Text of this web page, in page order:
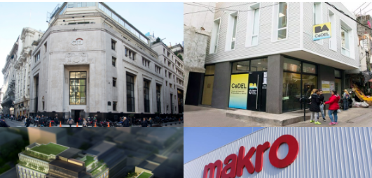
CitiBank Bartolome
Mitre
CeDEL - Barrio 31
Boutique Work 1, 2, y
Supermercado